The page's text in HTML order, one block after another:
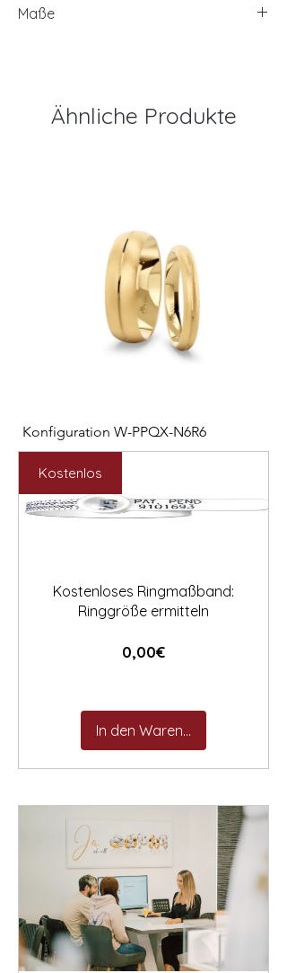
Maße
Ähnliche Produkte
Konfiguration W-PPQX-N6R6
Preis
2.127,00 €
Preis
Kostenlos
Kostenloses Ringmaßband:
Ringgröße ermitteln
0,00€Preis
In den Warenkorb